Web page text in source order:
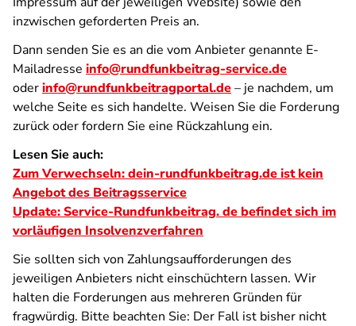
inzwischen geforderten Preis an.
Dann senden Sie es an die vom Anbieter genannte E-
Mailadresse info@rundfunkbeitrag-service.de
oderinfo@rundfunkbeitragportal.de– je nachdem, um
welche Seite es sich handelte. Weisen Sie die Forderung
zurück oder fordern Sie eine Rückzahlung ein.
Lesen Sie auch:
Zum Verwechseln: dein-rundfunkbeitrag.de ist kein
Angebot des Beitragsservice
Update: Service-Rundfunkbeitrag. de befindet sich im
vorläufigen Insolvenzverfahren
Sie sollten sich von Zahlungsaufforderungen des
jeweiligen Anbieters nicht einschüchtern lassen. Wir
halten die Forderungen aus mehreren Gründen für
fragwürdig. Bitte beachten Sie: Der Fall ist bisher nicht